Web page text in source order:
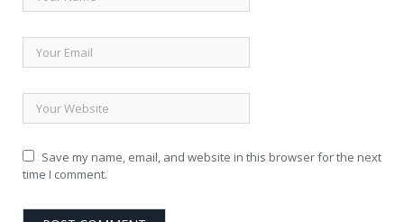
Save my name, email, and website in this browser for the next
time I comment.